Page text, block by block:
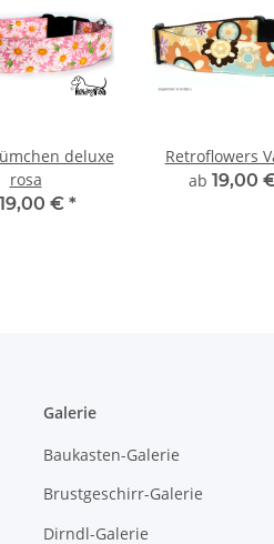
deluxe
rosa
19,00 € *
Retroflowers
ab 19,00
Galerie
Baukasten-Galerie
Brustgeschirr-Galerie
Dirndl-Galerie